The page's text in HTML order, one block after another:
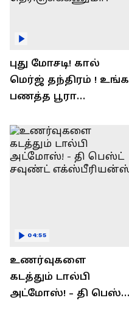
புது மோசடி! கால்
மெர்ஜ் தந்திரம் ! உங்க
பணத்த பூரா
எப்படினு
தெரிஞ்சுக்கணுமா?
உணர்வுகளை
கடத்தும் டால்பி
அட்மோஸ்! - தி பெஸ்ட்
04:55